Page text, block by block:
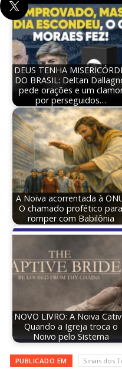
DEUS TENHA
DO BRASIL: Deltan
pede orações e um
por perseguidos…
A Noiva acorrentada à
O chamado profético para
romper com Babilônia
NOVO LIVRO: A Noiva
Quando a Igreja troca o
Noivo pelo Sistema
PUBLICADO EM Sinais dos